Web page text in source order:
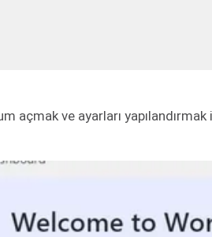
açmak ve ayarları